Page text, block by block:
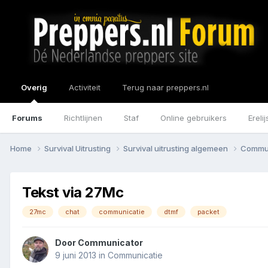
Overig
Forums Richtlijnen Staf Online gebruikers
Activiteit Terug naar preppers.nl
Home Survival Uitrusting Survival uitrusting algemeen
Tekst via 27Mc
27mc chat communicatie dtmf packet
Door Communicator
9 juni 2013 in Communicatie